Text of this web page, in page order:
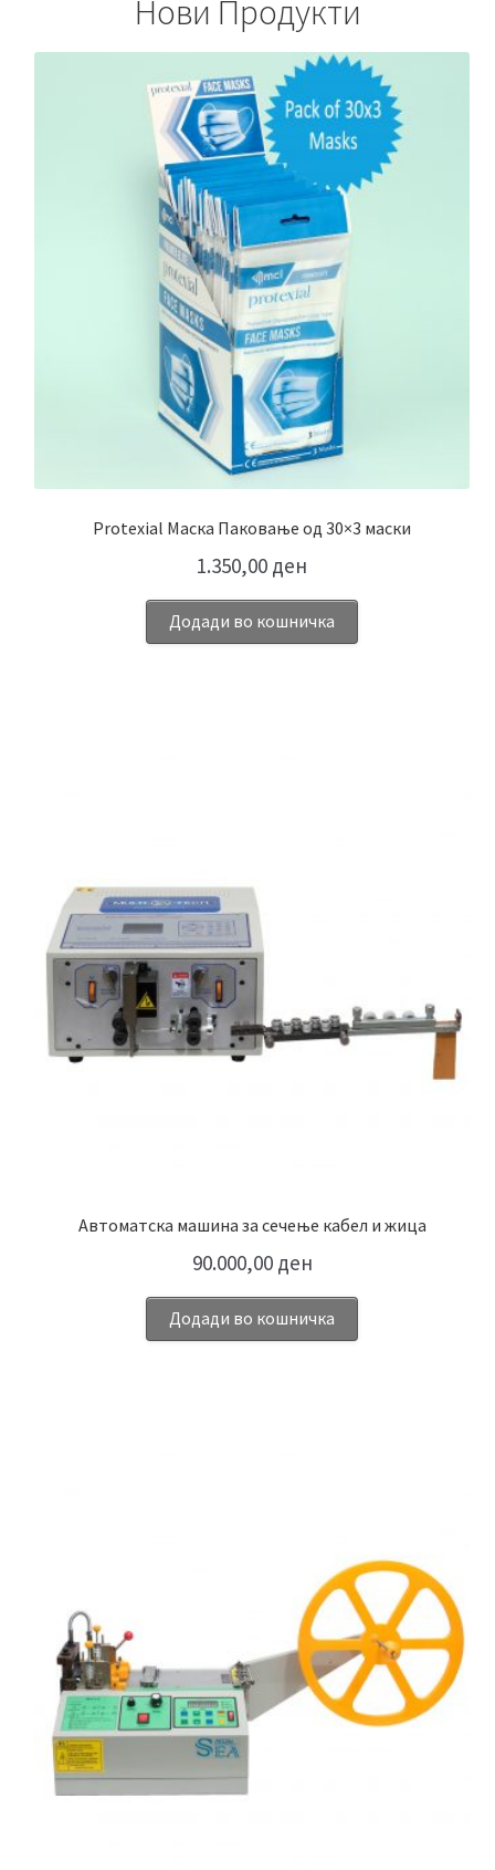
Нови Продукти
Protexial Маска Паковање од 30×3 маски
1.350,00 ден
Додади во кошничка
Автоматска машина за сечење кабел и жица
90.000,00 ден
Додади во кошничка